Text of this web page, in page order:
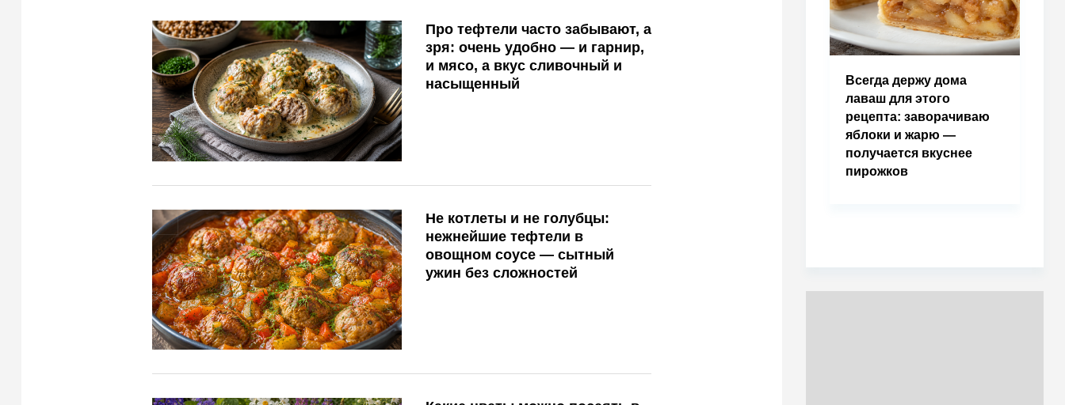
Про тефтели часто забывают, а
зря: очень удобно — и гарнир,
и мясо, а вкус сливочный и
насыщенный
Не котлеты и не голубцы:
нежнейшие тефтели в
овощном соусе — сытный
ужин без сложностей
Всегда держу дома
лаваш для этого
рецепта: заворачиваю
яблоки и жарю —
получается вкуснее
пирожков